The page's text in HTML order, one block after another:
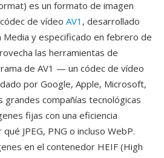
es un formato de imagen
de vídeo AV1 , desarrollado
Media y especificado en febrero de
las herramientas de
de AV1 — un códec de vídeo
por Google, Apple, Microsoft,
compañías tecnológicas
fijas con una eficiencia
JPEG, PNG o incluso WebP.
en el contenedor HEIF (High